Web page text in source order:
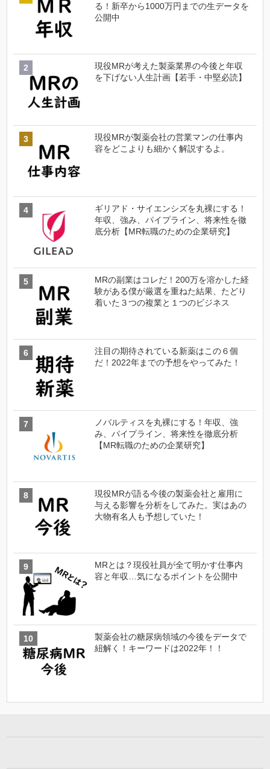
る！新卒から1000万円までの生データを
公開中
現役MRが考えた製薬業界の今後と年収
を下げない人生計画【若手・中堅必読】
現役MRが製薬会社の営業マンの仕事内
容をどこよりも細かく解説するよ。
ギリアド・サイエンシズを丸裸にする！
年収、強み、パイプライン、将来性を徹
底分析【MR転職のための企業研究】
MRの副業はコレだ！200万を溶かした経
験がある僕が厳選を重ねた結果、たどり
着いた３つの複業と１つのビジネス
注目の期待されている新薬はこの６個
だ！2022年までの予想をやってみた！
ノバルティスを丸裸にする！年収、強
み、パイプライン、将来性を徹底分析
【MR転職のための企業研究】
現役MRが語る今後の製薬会社と雇用に
与える影響を分析をしてみた。実はあの
大物有名人も予想していた！
MRとは？現役社員が全て明かす仕事内
容と年収…気になるポイントを公開中
製薬会社の糖尿病領域の今後をデータで
紐解く！キーワードは2022年！！